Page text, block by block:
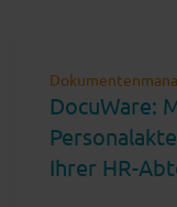
DocuWare:
Ihrer HR-